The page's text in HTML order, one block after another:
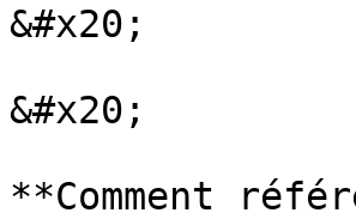
&#x20;
&#x20;
**Comment